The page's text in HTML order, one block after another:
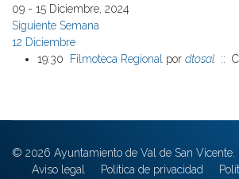
09 - 15 Diciembre, 2024
Siguiente Semana
12 Diciembre
19:30
Filmoteca Regional por dtosal ::
© 2026 Ayuntamiento de Val de San Vicente.
Aviso legal
Política de privacidad